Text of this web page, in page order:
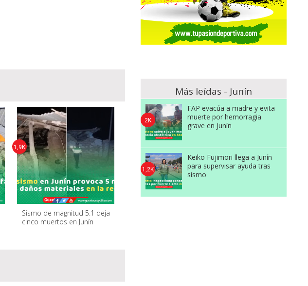
Sismo de magnitud 5.1 deja
cinco muertos en Junín
1,9K
Más leídas - Junín
FAP evacúa a madre y evita
muerte por hemorragia
grave en Junín
2K
Keiko Fujimori llega a Junín
para supervisar ayuda tras
sismo
1,2K